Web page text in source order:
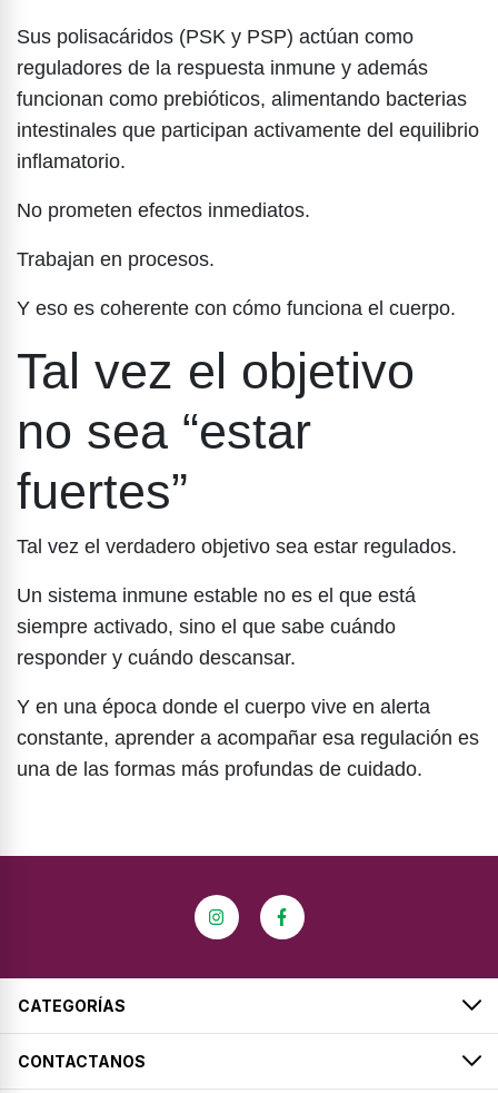
Sus polisacáridos (PSK y PSP) actúan como
reguladores de la respuesta inmune y además
funcionan como prebióticos, alimentando bacterias
intestinales que participan activamente del equilibrio
inflamatorio.
No prometen efectos inmediatos.
Trabajan en procesos.
Y eso es coherente con cómo funciona el cuerpo.
Tal vez el objetivo
no sea “estar
fuertes”
Tal vez el verdadero objetivo sea estar regulados.
Un sistema inmune estable no es el que está
siempre activado, sino el que sabe cuándo
responder y cuándo descansar.
Y en una época donde el cuerpo vive en alerta
constante, aprender a acompañar esa regulación es
una de las formas más profundas de cuidado.
CATEGORÍAS
CONTACTANOS